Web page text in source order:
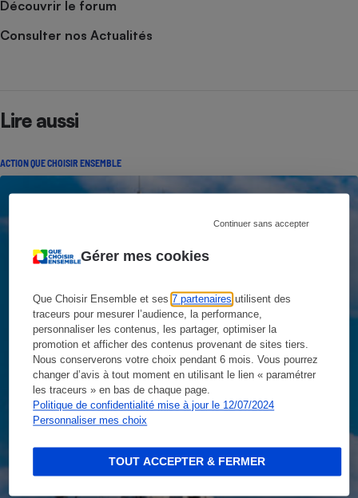
Gérer mes cookies
Que Choisir Ensemble et ses7 partenaires utilisent des
traceurs pour mesurer l’audience, la performance,
personnaliser les contenus, les partager, optimiser la
promotion et afficher des contenus provenant de sites tiers.
Nous conserverons votre choix pendant 6 mois. Vous pourrez
changer d’avis à tout moment en utilisant le lien « paramétrer
les traceurs » en bas de chaque page.
Politique de confidentialité mise à jour le 12/07/2024
Personnaliser mes choix
Continuer sans accepter
TOUT ACCEPTER & FERMER
Découvrir le forum
Consulter nos Actualités
Lire aussi
ACTION QUE CHOISIR ENSEMBLE